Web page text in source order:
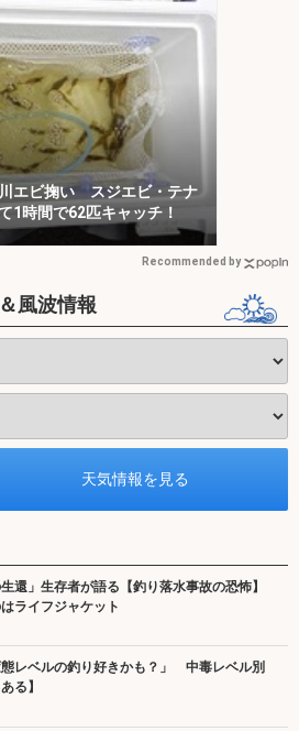
エビ掬い スジエビ・テナ
1時間で62匹キャッチ！
Recommended by
風波情報
生還」生存者が語る【釣り落水事故の恐怖】
ライフジャケット
態レベルの釣り好きかも？」 中毒レベル別
る】